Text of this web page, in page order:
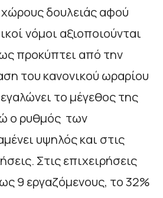
δουλειάς αφού
νόμοι αξιοποιούνται
προκύπτει από την
του κανονικού ωραρίου
το μέγεθος της
ο ρυθμός των
υψηλός και στις
Στις επιχειρήσεις
9 εργαζόμενους, το 32%